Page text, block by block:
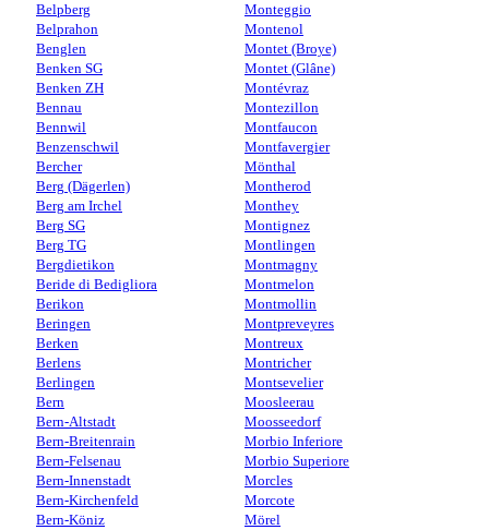
Belpberg
Belprahon
Benglen
Benken SG
Benken ZH
Bennau
Bennwil
Benzenschwil
Bercher
Berg (Dägerlen)
Berg am Irchel
Berg SG
Berg TG
Bergdietikon
Beride di Bedigliora
Berikon
Beringen
Berken
Berlens
Berlingen
Bern
Bern-Altstadt
Bern-Breitenrain
Bern-Felsenau
Bern-Innenstadt
Bern-Kirchenfeld
Bern-Köniz
Monteggio
Montenol
Montet (Broye)
Montet (Glâne)
Montévraz
Montezillon
Montfaucon
Montfavergier
Mönthal
Montherod
Monthey
Montignez
Montlingen
Montmagny
Montmelon
Montmollin
Montpreveyres
Montreux
Montricher
Montsevelier
Moosleerau
Moosseedorf
Morbio Inferiore
Morbio Superiore
Morcles
Morcote
Mörel